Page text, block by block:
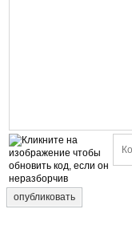
опубликовать